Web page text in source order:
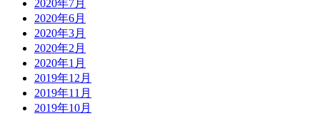
2020年7月
2020年6月
2020年3月
2020年2月
2020年1月
2019年12月
2019年11月
2019年10月